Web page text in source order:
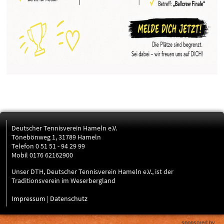
Deutscher Tennisverein Hameln e.V.
Tönebönweg 1, 31789 Hameln
Telefon 0 51 51 - 94 29 99
Mobil 0176 62162900
Unser DTH, Deutscher Tennisverein Hameln e.V., ist der
Traditionsverein im Weserbergland
Impressum | Datenschutz
sponsored by